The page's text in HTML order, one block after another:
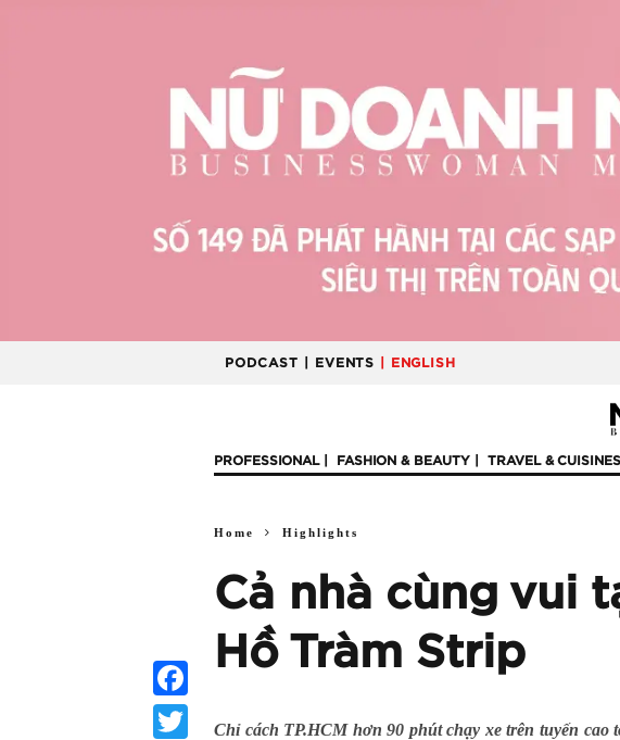
PODCAST | EVENTS | ENGLISH
PROFESSIONAL FASHION & BEAUTY TRAVEL & CUISINES
Home Highlights
Cả nhà cùng vui
Hồ Tràm Strip
Chỉ cách TP.HCM hơn 90 phút chạy xe trên tuyến
Facebook